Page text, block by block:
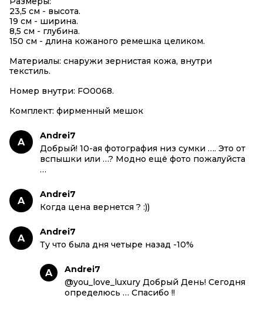
23,5 см - высота.
19 см - ширина.
8,5 см - глубина.
150 см - длина кожаного ремешка целиком.
Материалы: снаружи зернистая кожа, внутри
текстиль.
Номер внутри: FO0068.
Комплект: фирменный мешок
A
Andrei7
Добрый! 10-ая фотография низ сумки …. Это от
вспышки или …? Модно ещё фото пожалуйста
…
A
Andrei7
Когда цена вернется ? :))
A
Andrei7
Ту что была дня четыре назад -10%
A
Andrei7
@you_love_luxury Добрый День! Сегодня
определюсь … Спасибо !!